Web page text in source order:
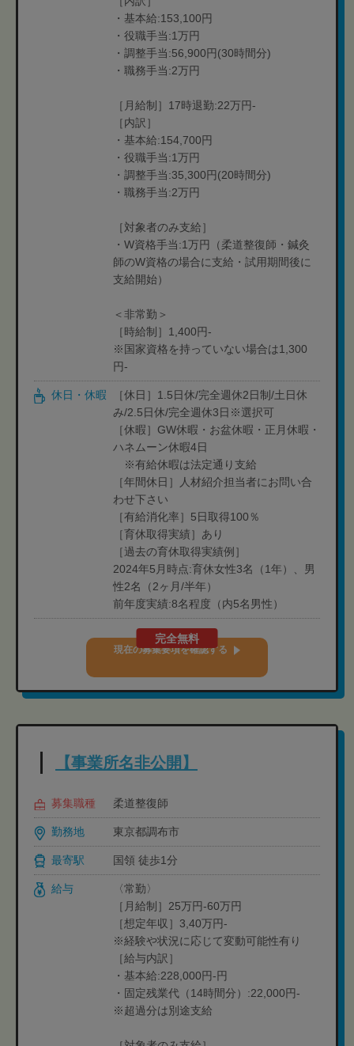
・基本給:153,100円
・役職手当:1万円
・調整手当:56,900円(30時間分)
・職務手当:2万円
［月給制］17時退勤:22万円-
［内訳］
・基本給:154,700円
・役職手当:1万円
・調整手当:35,300円(20時間分)
・職務手当:2万円
［対象者のみ支給］
・W資格手当:1万円（柔道整復師・鍼灸
師のW資格の場合に支給・試用期間後に
支給開始）
＜非常勤＞
［時給制］1,400円-
※国家資格を持っていない場合は1,300
円-
休日・休暇
［休日］1.5日休/完全週休2日制/土日休
み/2.5日休/完全週休3日※選択可
［休暇］GW休暇・お盆休暇・正月休暇・
ハネムーン休暇4日
※有給休暇は法定通り支給
［年間休日］人材紹介担当者にお問い合
わせ下さい
［有給消化率］5日取得100％
［育休取得実績］あり
［過去の育休取得実績例］
2024年5月時点:育休女性3名（1年）、男
性2名（2ヶ月/半年）
前年度実績:8名程度（内5名男性）
完全無料
現在の募集要項を確認する
【事業所名非公開】
募集職種 柔道整復師
勤務地 東京都調布市
最寄駅 国領 徒歩1分
給与
〈常勤〉
［月給制］25万円-60万円
［想定年収］3,40万円-
※経験や状況に応じて変動可能性有り
［給与内訳］
・基本給:228,000円-円
・固定残業代（14時間分）:22,000円-
※超過分は別途支給